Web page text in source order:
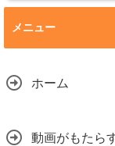
メニュー
ホーム
動画がもたら